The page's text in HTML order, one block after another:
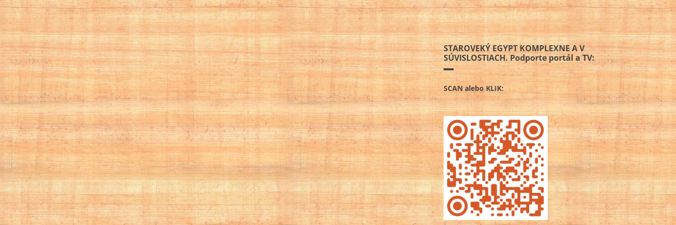
STAROVEKÝ EGYPT KOMPLEXNE A V
SÚVISLOSTIACH. Podporte portál a TV:
SCAN alebo KLIK: